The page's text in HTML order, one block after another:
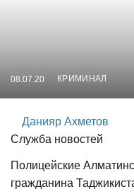
08.07.20 КРИМИНАЛ
Данияр Ахметов
Служба новостей
Полицейские
гражданина